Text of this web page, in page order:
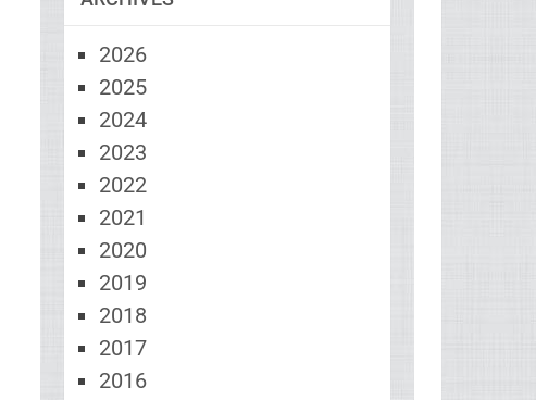
2026
2025
2024
2023
2022
2021
2020
2019
2018
2017